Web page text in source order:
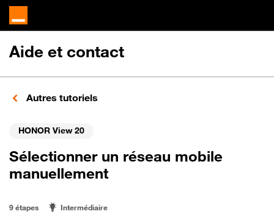
Aide et contact
Autres tutoriels
HONOR View 20
Sélectionner un réseau mobile
manuellement
9 étapes Intermédiaire